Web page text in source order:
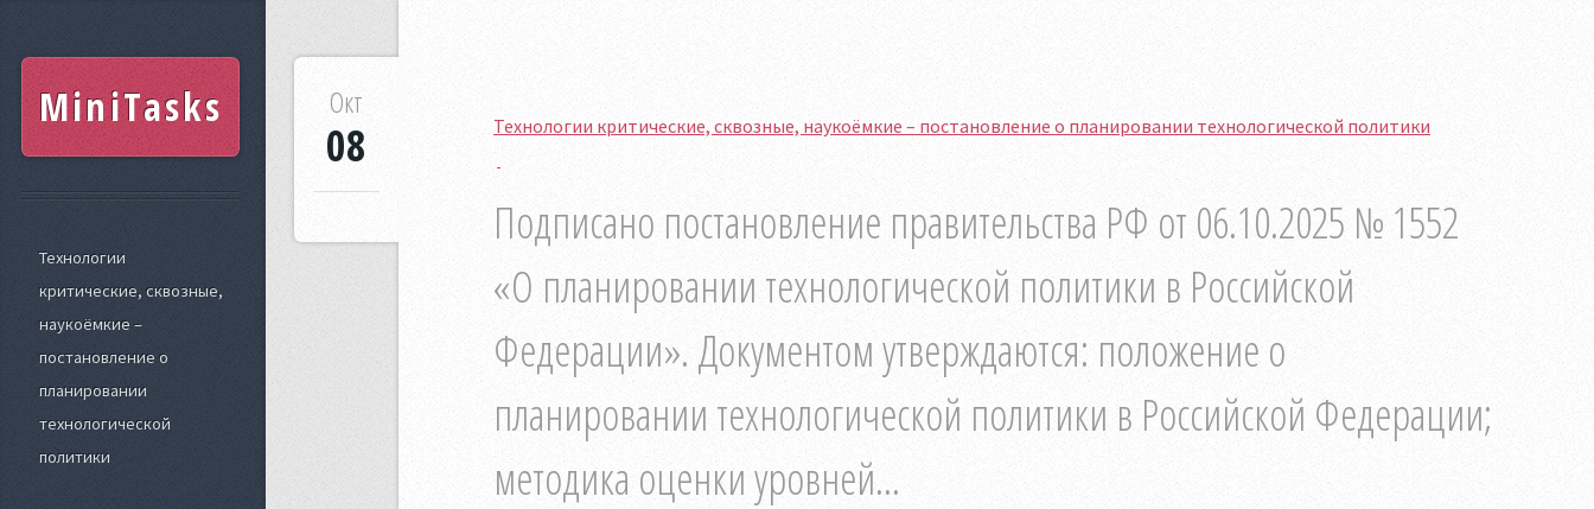
MiniTasks
Технологии
критические, сквозные,
наукоёмкие –
постановление о
планировании
технологической
политики
Технологии критические, сквозные, наукоёмкие – постановление о планировании технологической политики
Подписано постановление правительства РФ от 06.10.2025 № 1552
«О планировании технологической политики в Российской
Федерации». Документом утверждаются: положение о
планировании технологической политики в Российской Федерации;
методика оценки уровней...
Окт
08